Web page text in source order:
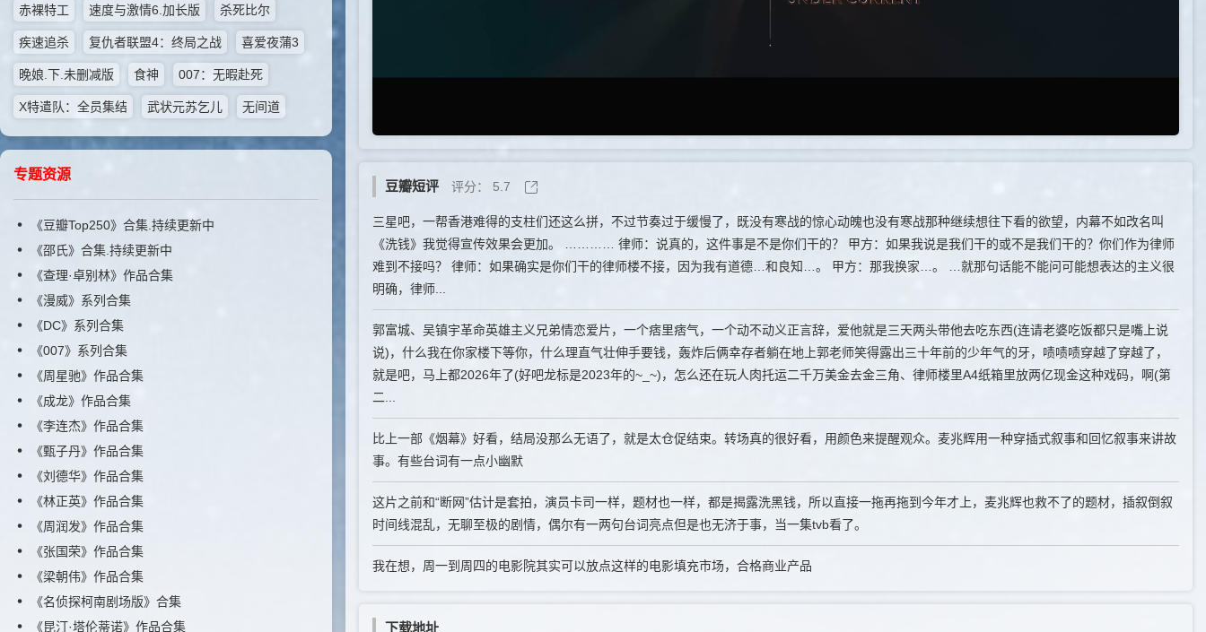
赤裸特工 速度与激情6.加长版 杀死比尔
疾速追杀 复仇者联盟4：终局之战 喜爱夜蒲3
晚娘.下.未删减版 食神 007：无暇赴死
X特遣队：全员集结 武状元苏乞儿 无间道
专题资源
《豆瓣Top250》合集.持续更新中
《邵氏》合集.持续更新中
《查理·卓别林》作品合集
《漫威》系列合集
《DC》系列合集
《007》系列合集
《周星驰》作品合集
《成龙》作品合集
《李连杰》作品合集
《甄子丹》作品合集
《刘德华》作品合集
《林正英》作品合集
《周润发》作品合集
《张国荣》作品合集
《梁朝伟》作品合集
《名侦探柯南剧场版》合集
《昆汀·塔伦蒂诺》作品合集
豆瓣短评 评分： 5.7
三星吧，一帮香港难得的支柱们还这么拼，不过节奏过于缓慢了，既没有寒战的惊心动魄也没有寒战那种继续想往下看的欲望，内幕不如改名叫
《洗钱》我觉得宣传效果会更加。 ………… 律师：说真的，这件事是不是你们干的？ 甲方：如果我说是我们干的或不是我们干的？你们作为律师
难到不接吗？ 律师：如果确实是你们干的律师楼不接，因为我有道德…和良知…。 甲方：那我换家…。 …就那句话能不能问可能想表达的主义很
明确，律师...
郭富城、吴镇宇革命英雄主义兄弟情恋爱片，一个痞里痞气，一个动不动义正言辞，爱他就是三天两头带他去吃东西(连请老婆吃饭都只是嘴上说
说)，什么我在你家楼下等你，什么理直气壮伸手要钱，轰炸后俩幸存者躺在地上郭老师笑得露出三十年前的少年气的牙，啧啧啧穿越了穿越了，
就是吧，马上都2026年了(好吧龙标是2023年的~_~)，怎么还在玩人肉托运二千万美金去金三角、律师楼里A4纸箱里放两亿现金这种戏码，啊(第
二...
比上一部《烟幕》好看，结局没那么无语了，就是太仓促结束。转场真的很好看，用颜色来提醒观众。麦兆辉用一种穿插式叙事和回忆叙事来讲故
事。有些台词有一点小幽默
这片之前和“断网”估计是套拍，演员卡司一样，题材也一样，都是揭露洗黑钱，所以直接一拖再拖到今年才上，麦兆辉也救不了的题材，插叙倒叙
时间线混乱，无聊至极的剧情，偶尔有一两句台词亮点但是也无济于事，当一集tvb看了。
我在想，周一到周四的电影院其实可以放点这样的电影填充市场，合格商业产品
下载地址